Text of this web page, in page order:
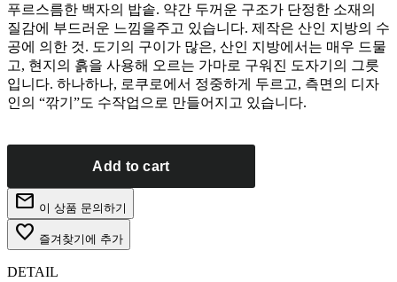
푸르스름한 백자의 밥솥. 약간 두꺼운 구조가 단정한 소재의
질감에 부드러운 느낌을주고 있습니다. 제작은 산인 지방의 수
공에 의한 것. 도기의 구이가 많은, 산인 지방에서는 매우 드물
고, 현지의 흙을 사용해 오르는 가마로 구워진 도자기의 그릇
입니다. 하나하나, 로쿠로에서 정중하게 두르고, 측면의 디자
인의 “깎기”도 수작업으로 만들어지고 있습니다.
mail 이 상품 문의하기
favorite_border 즐겨찾기에 추가
DETAIL